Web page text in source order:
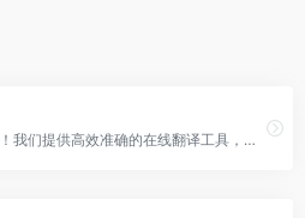
欢迎访问彩云小译官网！我们提供高效准确的在线翻译工具，包括文字翻译、文档翻译、网页翻译、术语库、浏览器插件和双语对照服务。借助先进的人工智能技术，彩云小译能够满足您的多语言沟通需求。